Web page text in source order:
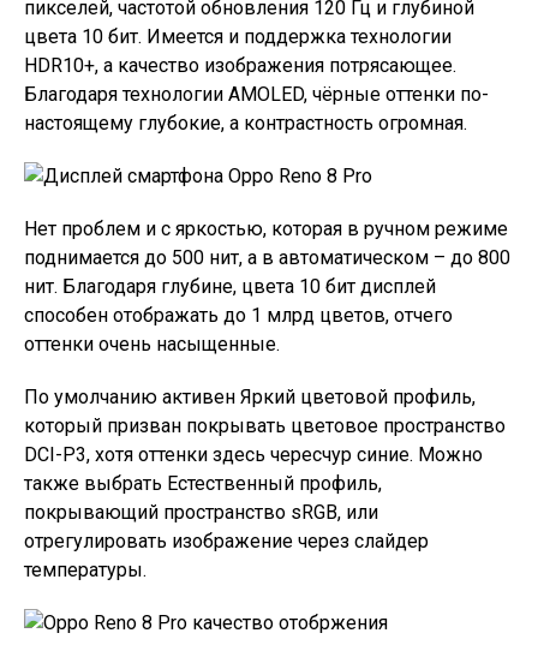
пикселей, частотой обновления 120 Гц и глубиной
цвета 10 бит. Имеется и поддержка технологии
HDR10+, а качество изображения потрясающее.
Благодаря технологии AMOLED, чёрные оттенки по-
настоящему глубокие, а контрастность огромная.
Нет проблем и с яркостью, которая в ручном режиме
поднимается до 500 нит, а в автоматическом – до 800
нит. Благодаря глубине, цвета 10 бит дисплей
способен отображать до 1 млрд цветов, отчего
оттенки очень насыщенные.
По умолчанию активен Яркий цветовой профиль,
который призван покрывать цветовое пространство
DCI-P3, хотя оттенки здесь чересчур синие. Можно
также выбрать Естественный профиль,
покрывающий пространство sRGB, или
отрегулировать изображение через слайдер
температуры.